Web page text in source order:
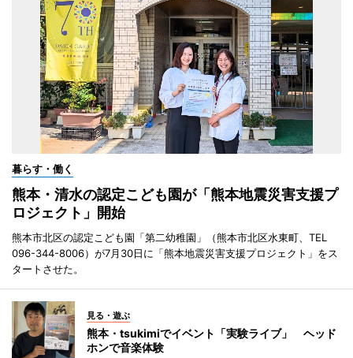
暮らす・働く
熊本・清水の認定こども園が「熊本地震災害支援プ
ロジェクト」開始
熊本市北区の認定こども園「第二幼稚園」（熊本市北区水東町、TEL
096-344-8006）が7月30日に「熊本地震災害支援プロジェクト」をス
タートさせた。
見る・遊ぶ
熊本・tsukimiでイベント「実験ライブ」 ヘッド
ホンで音楽体験